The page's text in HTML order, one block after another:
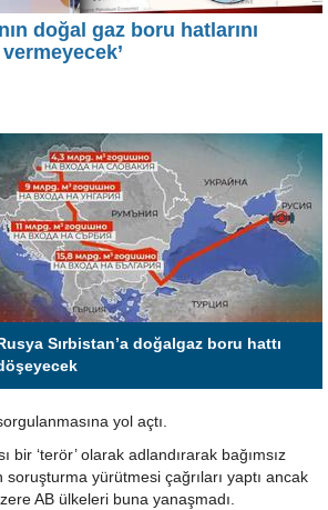
doğal gaz boru hatlarını
Rusya Sırbistan’a doğalgaz boru hattı
yol açtı.
bir ‘terör’ olarak adlandırarak bağımsız
soruşturma yürütmesi çağrıları yaptı ancak
AB ülkeleri buna yanaşmadı.